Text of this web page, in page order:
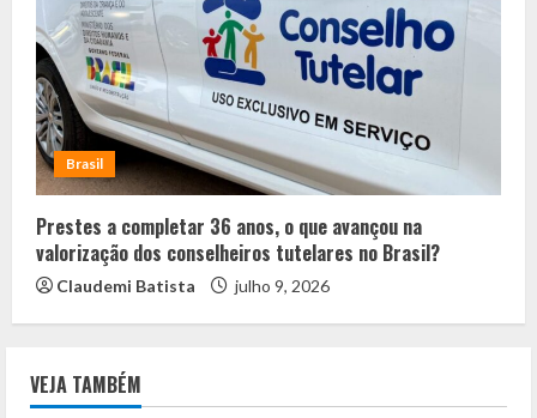
Brasil
Prestes a completar 36 anos, o que avançou na
valorização dos conselheiros tutelares no Brasil?
Claudemi Batista julho 9, 2026
VEJA TAMBÉM